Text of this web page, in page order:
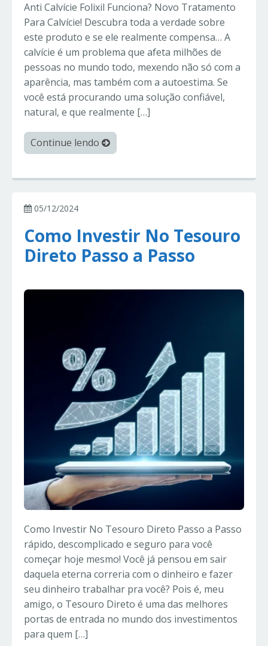
Anti Calvície Folixil Funciona? Novo Tratamento
Para Calvície! Descubra toda a verdade sobre
este produto e se ele realmente compensa… A
calvície é um problema que afeta milhões de
pessoas no mundo todo, mexendo não só com a
aparência, mas também com a autoestima. Se
você está procurando uma solução confiável,
natural, e que realmente […]
Continue lendo
05/12/2024
Como Investir No Tesouro
Direto Passo a Passo
Como Investir No Tesouro Direto Passo a Passo
rápido, descomplicado e seguro para você
começar hoje mesmo! Você já pensou em sair
daquela eterna correria com o dinheiro e fazer
seu dinheiro trabalhar pra você? Pois é, meu
amigo, o Tesouro Direto é uma das melhores
portas de entrada no mundo dos investimentos
para quem […]